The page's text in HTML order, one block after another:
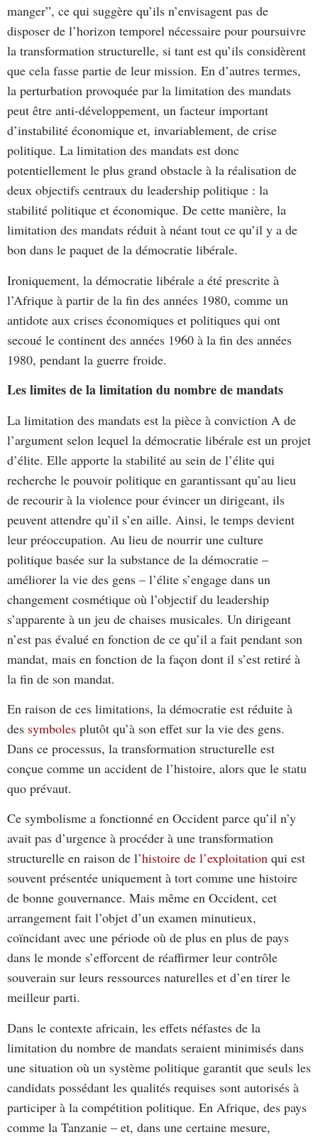
manger”, ce qui suggère qu’ils n’envisagent pas de
disposer de l’horizon temporel nécessaire pour poursuivre
la transformation structurelle, si tant est qu’ils considèrent
que cela fasse partie de leur mission. En d’autres termes,
la perturbation provoquée par la limitation des mandats
peut être anti-développement, un facteur important
d’instabilité économique et, invariablement, de crise
politique. La limitation des mandats est donc
potentiellement le plus grand obstacle à la réalisation de
deux objectifs centraux du leadership politique : la
stabilité politique et économique. De cette manière, la
limitation des mandats réduit à néant tout ce qu’il y a de
bon dans le paquet de la démocratie libérale.
Ironiquement, la démocratie libérale a été prescrite à
l’Afrique à partir de la fin des années 1980, comme un
antidote aux crises économiques et politiques qui ont
secoué le continent des années 1960 à la fin des années
1980, pendant la guerre froide.
Les limites de la limitation du nombre de mandats
La limitation des mandats est la pièce à conviction A de
l’argument selon lequel la démocratie libérale est un projet
d’élite. Elle apporte la stabilité au sein de l’élite qui
recherche le pouvoir politique en garantissant qu’au lieu
de recourir à la violence pour évincer un dirigeant, ils
peuvent attendre qu’il s’en aille. Ainsi, le temps devient
leur préoccupation. Au lieu de nourrir une culture
politique basée sur la substance de la démocratie –
améliorer la vie des gens – l’élite s’engage dans un
changement cosmétique où l’objectif du leadership
s’apparente à un jeu de chaises musicales. Un dirigeant
n’est pas évalué en fonction de ce qu’il a fait pendant son
mandat, mais en fonction de la façon dont il s’est retiré à
la fin de son mandat.
En raison de ces limitations, la démocratie est réduite à
des symboles plutôt qu’à son effet sur la vie des gens.
Dans ce processus, la transformation structurelle est
conçue comme un accident de l’histoire, alors que le statu
quo prévaut.
Ce symbolisme a fonctionné en Occident parce qu’il n’y
avait pas d’urgence à procéder à une transformation
structurelle en raison de l’histoire de l’exploitation qui est
souvent présentée uniquement à tort comme une histoire
de bonne gouvernance. Mais même en Occident, cet
arrangement fait l’objet d’un examen minutieux,
coïncidant avec une période où de plus en plus de pays
dans le monde s’efforcent de réaffirmer leur contrôle
souverain sur leurs ressources naturelles et d’en tirer le
meilleur parti.
Dans le contexte africain, les effets néfastes de la
limitation du nombre de mandats seraient minimisés dans
une situation où un système politique garantit que seuls les
candidats possédant les qualités requises sont autorisés à
participer à la compétition politique. En Afrique, des pays
comme la Tanzanie – et, dans une certaine mesure,